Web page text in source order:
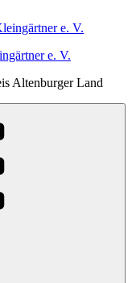
e. V.
Altenburger Land